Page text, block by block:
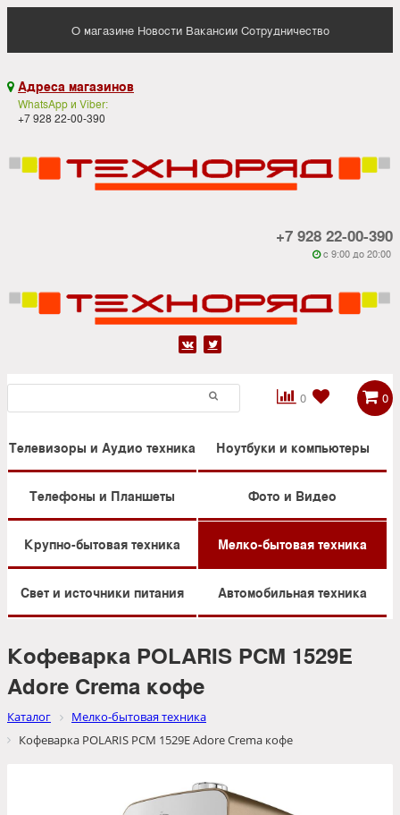
О магазине Новости Вакансии Сотрудничество
 Адреса магазинов
WhatsApp и Viber:
+7 928 22-00-390
+7 928 22-00-390
 c 9:00 до 20:00
 
0

 0
Телевизоры и Аудио техника Ноутбуки и компьютеры
Телефоны и Планшеты Фото и Видео
Крупно-бытовая техника Мелко-бытовая техника
Свет и источники питания Автомобильная техника
Кофеварка POLARIS PCM 1529E
Adore Crema кофе
Каталог
Мелко-бытовая техника
Кофеварка POLARIS PCM 1529E Adore Crema кофе